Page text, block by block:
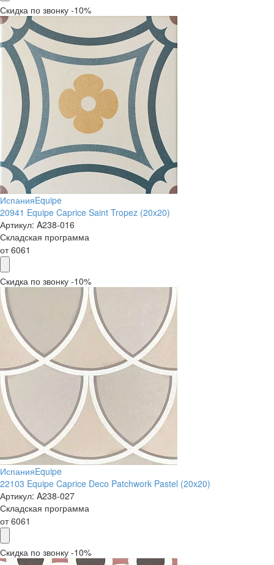
Скидка по звонку -10%
ИспанияEquipe
20941 Equipe Caprice Saint Tropez (20x20)
Артикул: A238-016
Складская программа
от6061
Скидка по звонку -10%
ИспанияEquipe
22103 Equipe Caprice Deco Patchwork Pastel (20x20)
Артикул: A238-027
Складская программа
от6061
Скидка по звонку -10%